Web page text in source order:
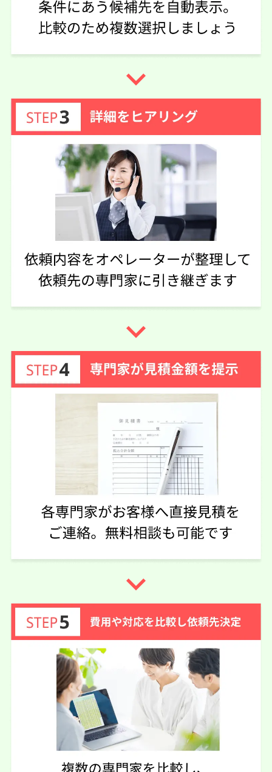
50代 女性(千葉県) 3.75
ご利用事務所名
弁護士法人グラディアトル法律事務
グダグダな遺産相続の話をきちんと聞いてくれて、相手の
おかしいところを指摘してくれた。そのおかげで目が覚め
たような気分になって、相手の毒に染まっていたのが自分
達は間違ってないともう一度戦う気力になれた
実際に依頼した感想
メールでのやり取りなので、相手の時間によって返信がこ
なかったりする、待ちが長い
司法書士法人橋本事務所
話しやすさ 5 5 5
価格の妥当性
依頼内容 相続放棄依頼金額 50万円
2026/05/01
他の事務所も見積依頼させていただきました。相続放棄が
大人数のため対面で相談出来るところにしました。
優しい先生で相談しやすく、対応も早いです。とてもいい
事務所です。
この口コミの事務所詳細をみる
60代 女性(愛媛県)
話しやすさ 説明のわかりやすさ 4対応スピード 4
価格の妥当性 4
依頼内容 相続放棄 12万円
ご利用時期 2026/05/08
依頼に至った経緯
依頼先の連絡をいただいたのが1件だけでした。
比べることがなく相談させていただいたのですがわかりや
すく説明してもらったのと家から近いので決めました。
実際に依頼した感想
navigate_next
navigate_next
navigate_next